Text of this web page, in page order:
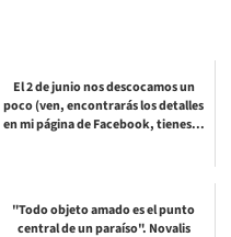
El 2 de junio nos descocamos un
poco (ven, encontrarás los detalles
en mi página de Facebook, tienes...
"Todo objeto amado es el punto
central de un paraíso". Novalis